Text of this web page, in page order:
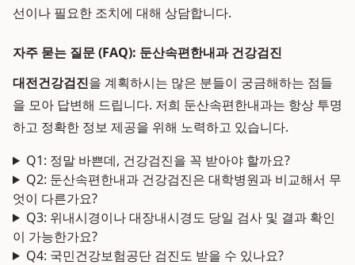
선이나 필요한 조치에 대해 상담합니다.
자주 묻는 질문 (FAQ): 둔산속편한내과 건강검진
대전건강검진을 계획하시는 많은 분들이 궁금해하는 점들
을 모아 답변해 드립니다. 저희 둔산속편한내과는 항상 투명
하고 정확한 정보 제공을 위해 노력하고 있습니다.
Q1: 정말 바쁜데, 건강검진을 꼭 받아야 할까요?
Q2: 둔산속편한내과 건강검진은 대학병원과 비교해서 무
엇이 다른가요?
Q3: 위내시경이나 대장내시경도 당일 검사 및 결과 확인
이 가능한가요?
Q4: 국민건강보험공단 검진도 받을 수 있나요?